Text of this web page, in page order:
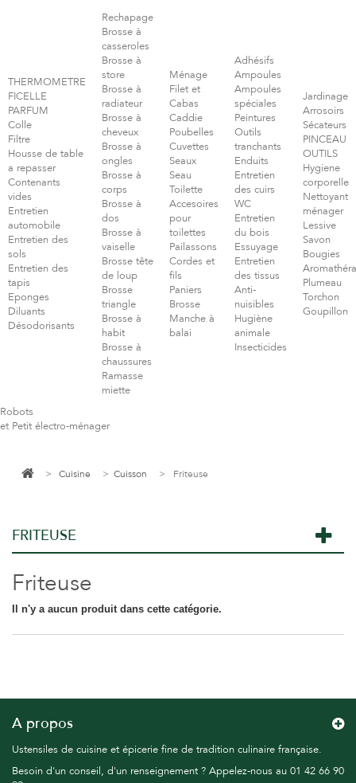
THERMOMETRE
FICELLE
PARFUM
Colle
Filtre
Housse de table
a repasser
Contenants
vides
Entretien
automobile
Entretien des
sols
Entretien des
tapis
Eponges
Diluants
Désodorisants
Rechapage
Brosse à
casseroles
Brosse à
store
Brosse à
radiateur
Brosse à
cheveux
Brosse à
ongles
Brosse à
corps
Brosse à
dos
Brosse à
vaiselle
Brosse tête
de loup
Brosse
triangle
Brosse à
habit
Brosse à
chaussures
Ramasse
miette
Ménage
Filet et
Cabas
Caddie
Poubelles
Cuvettes
Seaux
Seau
Toilette
Accesoires
pour
toilettes
Pailassons
Cordes et
fils
Paniers
Brosse
Manche à
balai
Adhésifs
Ampoules
Ampoules
spéciales
Peintures
Outils
tranchants
Enduits
Entretien
des cuirs
WC
Entretien
du bois
Essuyage
Entretien
des tissus
Anti-
nuisibles
Hugiène
animale
Insecticides
Jardinage
Arrosoirs
Sécateurs
PINCEAU
OUTILS
Hygiene
corporelle
Nettoyant
ménager
Lessive
Savon
Bougies
Plumeau
Torchon
Goupillon
Robots
et Petit électro-ménager
> Cuisine > Cuisson > Friteuse
FRITEUSE
Friteuse
Il n'y a aucun produit dans cette catégorie.
A propos
Ustensiles de cuisine et épicerie fine de tradition culinaire française.
Besoin d'un conseil, d'un renseignement ? Appelez-nous au 01 42 66 90